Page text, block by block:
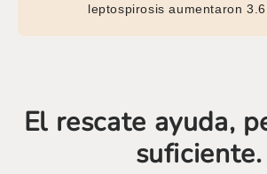
leptospirosis aumentaron 3.6
El rescate ayuda,
suficiente.